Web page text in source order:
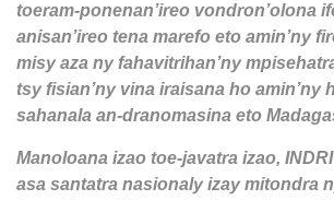
toeram-ponenan’ireo vondron’olona
anisan’ireo tena marefo eto amin’ny
misy aza ny fahavitrihan’ny
tsy fisian’ny vina iraisana ho amin’ny
sahanala an-dranomasina eto
Manoloana izao toe-javatra izao,
asa santatra nasionaly izay mitondra